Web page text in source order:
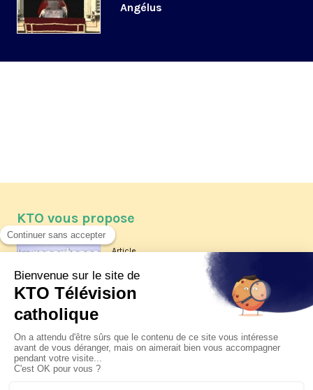
Angélus
KTO vous propose
Article
Les reportages d'été 2026 de KTO
La visite pastorale du pape Léon
XIV à Assise à suivre sur KTO le
jeudi 6 août